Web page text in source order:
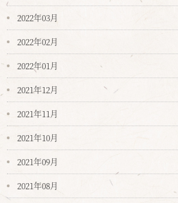
2022年03月
2022年02月
2022年01月
2021年12月
2021年11月
2021年10月
2021年09月
2021年08月